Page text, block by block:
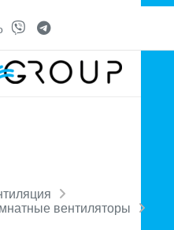
вентиляторы